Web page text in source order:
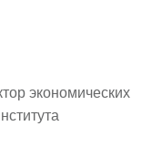
экономических